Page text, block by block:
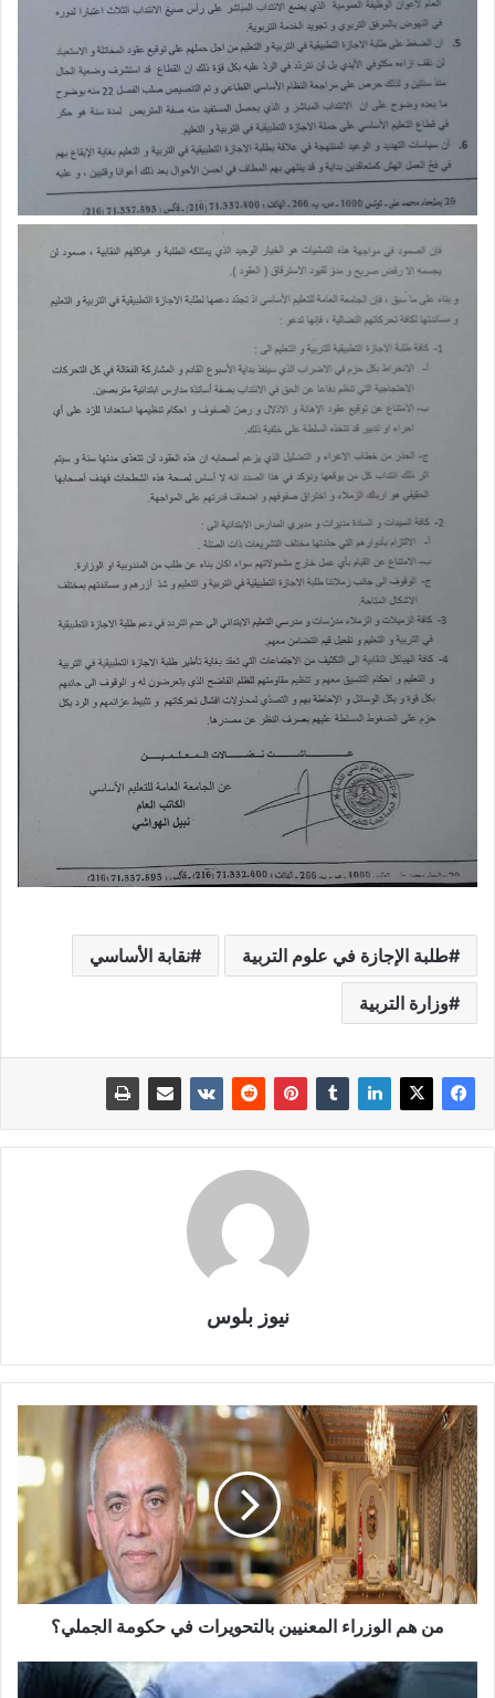
طلبة الإجازة في علوم التربية نقابة الأساسي
وزارة التربية
نيوز بلوس
من هم الوزراء المعنيين بالتحويرات في حكومة الجملي؟